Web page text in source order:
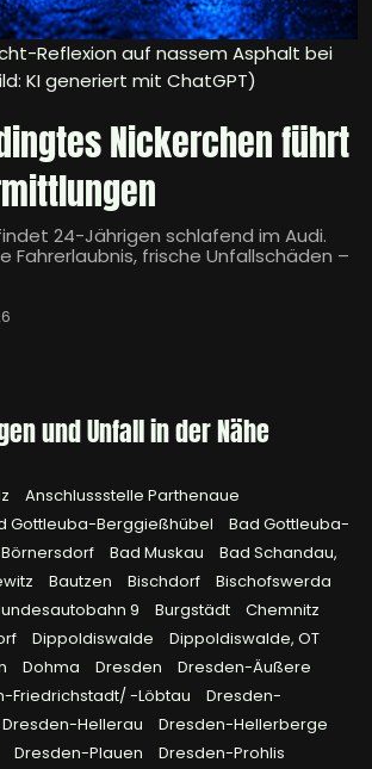
Reflexion auf nassem Asphalt bei
KI generiert mit ChatGPT)
Nickerchen führt
24-Jährigen schlafend im Audi.
Fahrerlaubnis, frische Unfallschäden –
und Unfall in der Nähe
Anschlussstelle Parthenaue
Gottleuba-Berggießhübel
Bad Gottleuba-
Bad Muskau
Bad Schandau,
Bautzen Bischdorf
Bischofswerda
9 Burgstädt
Chemnitz
Dippoldiswalde
Dippoldiswalde, OT
Dohma Dresden
Dresden-Äußere
Friedrichstadt/ -Löbtau
Dresden-
Dresden-Hellerau
Dresden-Hellerberge
Dresden-Plauen
Dresden-Prohlis